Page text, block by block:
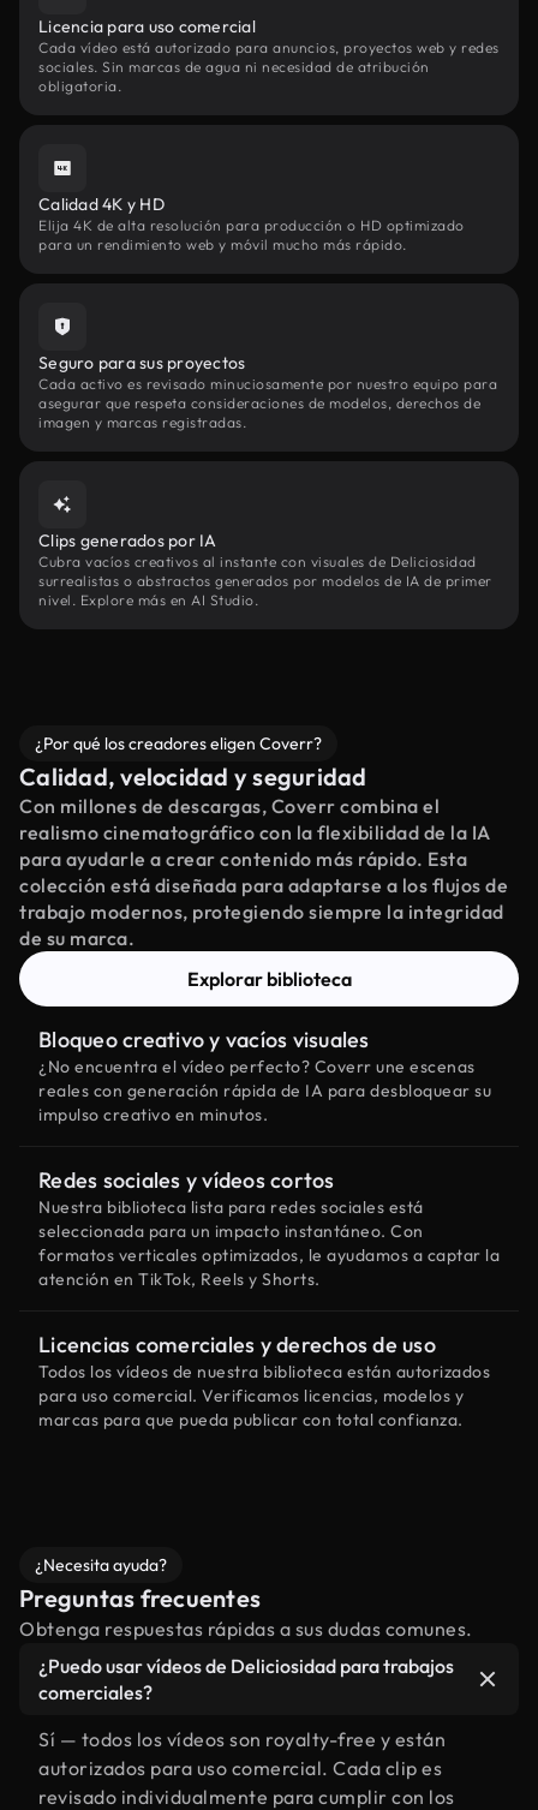
Licencia para uso comercial
Cada vídeo está autorizado para anuncios, proyectos web y redes
sociales. Sin marcas de agua ni necesidad de atribución
obligatoria.
Calidad 4K y HD
Elija 4K de alta resolución para producción o HD optimizado
para un rendimiento web y móvil mucho más rápido.
Seguro para sus proyectos
Cada activo es revisado minuciosamente por nuestro equipo para
asegurar que respeta consideraciones de modelos, derechos de
imagen y marcas registradas.
Clips generados por IA
Cubra vacíos creativos al instante con visuales de Deliciosidad
surrealistas o abstractos generados por modelos de IA de primer
nivel. Explore más en AI Studio.
¿Por qué los creadores eligen Coverr?
Calidad, velocidad y seguridad
Con millones de descargas, Coverr combina el
realismo cinematográfico con la flexibilidad de la IA
para ayudarle a crear contenido más rápido. Esta
colección está diseñada para adaptarse a los flujos de
trabajo modernos, protegiendo siempre la integridad
de su marca.
Explorar biblioteca
Bloqueo creativo y vacíos visuales
¿No encuentra el vídeo perfecto? Coverr une escenas
reales con generación rápida de IA para desbloquear su
impulso creativo en minutos.
Redes sociales y vídeos cortos
Nuestra biblioteca lista para redes sociales está
seleccionada para un impacto instantáneo. Con
formatos verticales optimizados, le ayudamos a captar la
atención en TikTok, Reels y Shorts.
Licencias comerciales y derechos de uso
Todos los vídeos de nuestra biblioteca están autorizados
para uso comercial. Verificamos licencias, modelos y
marcas para que pueda publicar con total confianza.
¿Necesita ayuda?
Preguntas frecuentes
Obtenga respuestas rápidas a sus dudas comunes.
¿Puedo usar vídeos de Deliciosidad para trabajos
comerciales?
Sí — todos los vídeos son royalty-free y están
autorizados para uso comercial. Cada clip es
revisado individualmente para cumplir con los